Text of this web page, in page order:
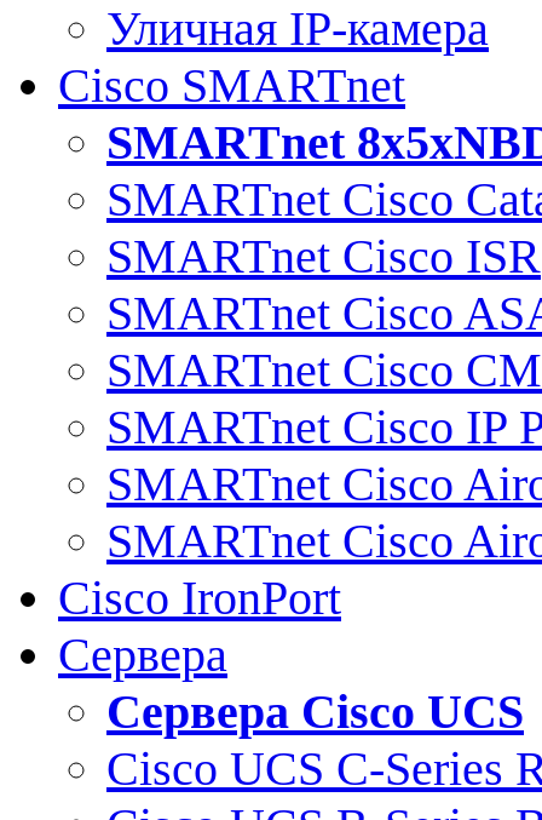
Уличная IP-камера
Cisco SMARTnet
SMARTnet
SMARTnet Cisco
SMARTnet Cisco ISR
SMARTnet Cisco
SMARTnet Cisco
SMARTnet Cisco IP
SMARTnet Cisco
SMARTnet Cisco
Cisco IronPort
Сервера
Сервера Cisco UCS
Cisco UCS C-Series